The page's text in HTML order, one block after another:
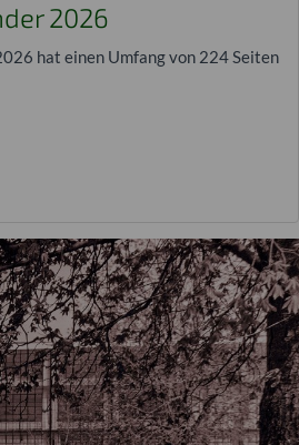
2026
hat einen Umfang von 224 Seiten